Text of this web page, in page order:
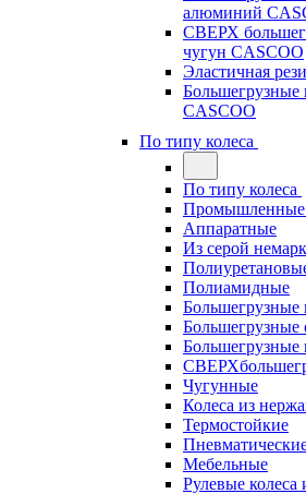
алюминий
СВЕРХ
чугун CASCOO
Эластичная
CASCOO
По типу колеса
По типу колеса
Промышленные
Аппаратные
Из серой
Полиамидные
Большегрузные
Большегрузные
Чугунные
Колеса из
Термостойкие
Мебельные
Рулевые колеса